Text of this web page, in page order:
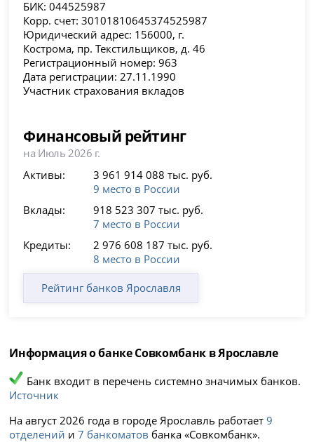
БИК: 044525987
Корр. счет: 30101810645374525987
Юридический адрес: 156000, г.
Кострома, пр. Текстильщиков, д. 46
Регистрационный номер: 963
Дата регистрации: 27.11.1990
Участник страхования вкладов
Финансовый рейтинг
на Июль 2026 г.
Активы:
3 961 914 088 тыс. руб.
9 место в России
Вклады:
918 523 307 тыс. руб.
7 место в России
Кредиты:
2 976 608 187 тыс. руб.
8 место в России
Рейтинг банков Ярославля
Информация о банке Совкомбанк в Ярославле
Банк входит в перечень системно значимых банков.
Источник
На август 2026 года в городе Ярославль работает9
отделений и7 банкоматов банка «Совкомбанк».